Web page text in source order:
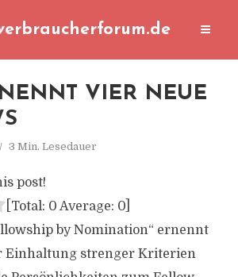
VIER NEUE
3 Min. Lesedauer
post!
[Total: 0 Average: 0]
by Nomination“ ernennt
Einhaltung strenger Kriterien